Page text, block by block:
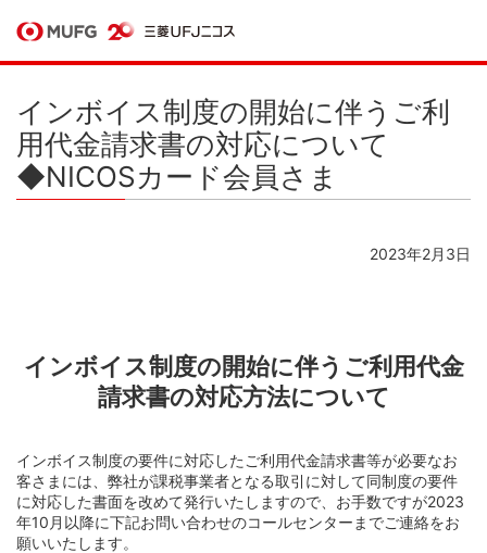
インボイス制度の開始に伴うご利
用代金請求書の対応について
◆NICOSカード会員さま
2023年2月3日
インボイス制度の開始に伴うご利用代金
請求書の対応方法について
インボイス制度の要件に対応したご利用代金請求書等が必要なお
客さまには、弊社が課税事業者となる取引に対して同制度の要件
に対応した書面を改めて発行いたしますので、お手数ですが2023
年10月以降に下記お問い合わせのコールセンターまでご連絡をお
願いいたします。